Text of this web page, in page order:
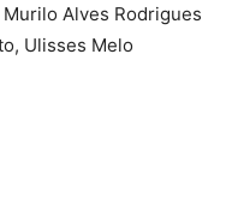
Alves Rodrigues
Ulisses Melo